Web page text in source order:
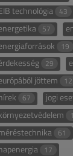
technológia 43
57
19
29
jöttem 12
67 jogi
61
17